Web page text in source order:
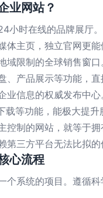
业网站？
小时在线的品牌展厅
主页，独立官网更能
域限制的全球销售窗
产品展示等功能，直
业信息的权威发布中
等功能，能极大提升
控制的网站，就等于
三方平台无法比拟的
心流程
个系统的项目。遵循